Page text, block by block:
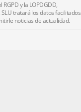
y la LOPDGDD,
SLU tratará los datos facilitados
noticias de actualidad.